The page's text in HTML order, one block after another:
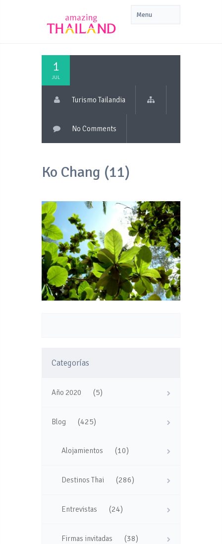
1
JUL
Turismo Tailandia
No Comments
Ko Chang (11)
Categorías
Año 2020 (5)
Blog (425)
Alojamientos (10)
Destinos Thai (286)
Entrevistas (24)
Firmas invitadas (38)